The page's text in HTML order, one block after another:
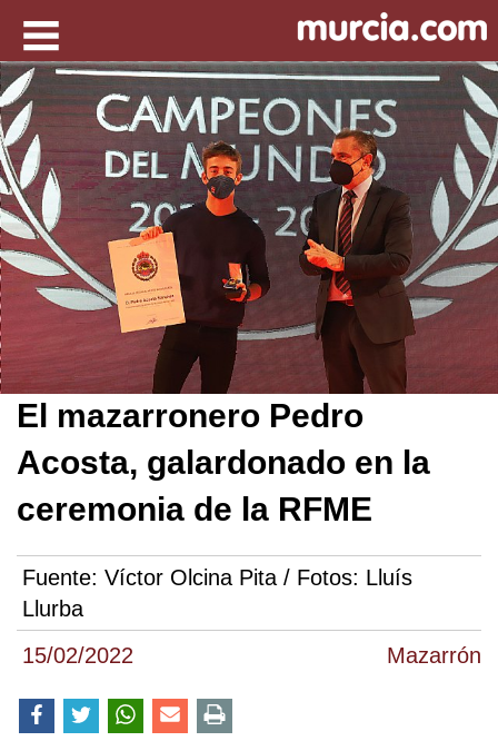
15/02/2022 Mazarrón
El mazarronero Pedro
Acosta, galardonado en la
ceremonia de la RFME
Fuente: Víctor Olcina Pita / Fotos: Lluís
Llurba